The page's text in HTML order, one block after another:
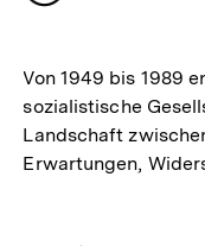
Von 1949 bis 1989
sozialistische
Landschaft
Erwartungen,